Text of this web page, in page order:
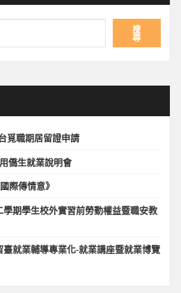
搜
尋
覓職期居留證申請
僑生就業說明會
際傳情意》
學期學生校外實習前勞動權益暨職安教
臺就業輔導專業化-就業講座暨就業博覽